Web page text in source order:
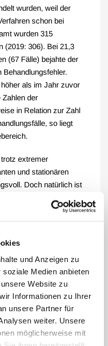
und Anzeigen zu
Medien anbieten
Website zu
Informationen zu Ihrer
unsere Partner für
weiter. Unsere
möglicherweise mit
wurden, weil der
schon bei
wurden 315
(2019: 306). Bei 21,3
(67 Fälle) bejahte der
als im Jahr zuvor
Zahlen der
in Relation zur Zahl
so liegt
extremer
und stationären
Doch natürlich ist
Antrag von
Dr. Günther Matheis.
nicht verschwiegen
darüber gesprochen
aufzudecken
im vergangenen